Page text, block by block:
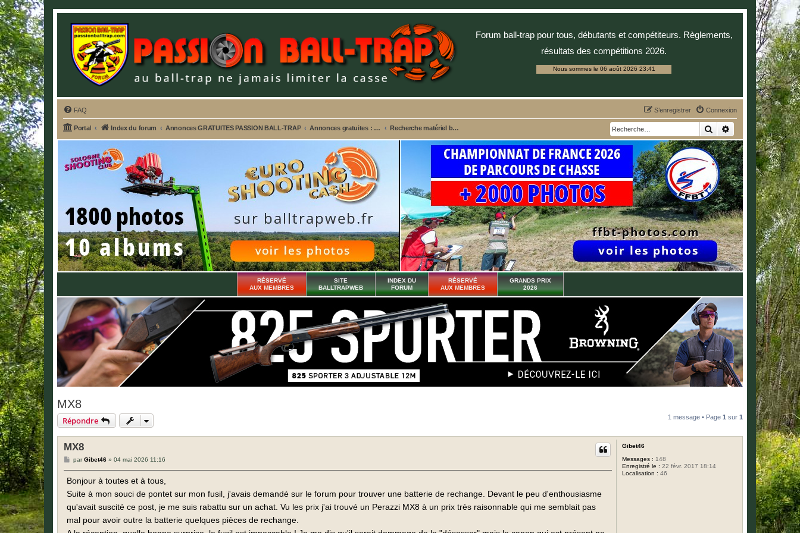
Forum ball-trap pour tous, débutants et compétiteurs. Règlements,
résultats des compétitions 2026.
Nous sommes le 06 août 2026 23:41
FAQ Connexion
S’enregistrer
Portal Index du forum Annonces GRATUITES PASSION BALL-TRAP Annonces gratuites : Ventes - Recherches - Alertes vols Recherche matériel ball trap, stand ball-trap, pièces fusils... RechercherRecherche avancée
RÉSERVÉ
AUX MEMBRES
SITE
BALLTRAPWEB
INDEX DU
FORUM
RÉSERVÉ
AUX MEMBRES
GRANDS PRIX
2026
MX8
Répondre 1 message • Page 1 sur 1
Gibet46
Messages : 148
Enregistré le : 22 févr. 2017 18:14
Localisation : 46
MX8
M
s
g
parGibet46» 04 mai 2026 11:16
Bonjour à toutes et à tous,
Suite à mon souci de pontet sur mon fusil, j'avais demandé sur le forum pour trouver une batterie de rechange. Devant le peu d'enthousiasme
qu'avait suscité ce post, je me suis rabattu sur un achat. Vu les prix j'ai trouvé un Perazzi MX8 à un prix très raisonnable qui me semblait pas
mal pour avoir outre la batterie quelques pièces de rechange.